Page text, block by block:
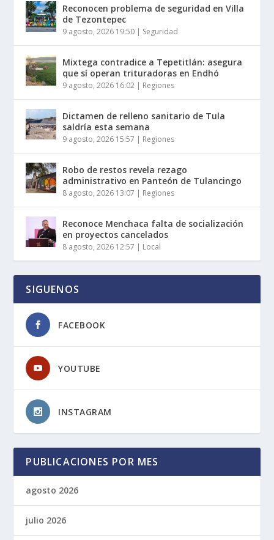
Reconocen problema de seguridad en Villa
de Tezontepec
9 agosto, 2026 19:50 | Seguridad
Mixtega contradice a Tepetitlán: asegura
que sí operan trituradoras en Endhó
9 agosto, 2026 16:02 | Regiones
Dictamen de relleno sanitario de Tula
saldría esta semana
9 agosto, 2026 15:57 | Regiones
Robo de restos revela rezago
administrativo en Panteón de Tulancingo
8 agosto, 2026 13:07 | Regiones
Reconoce Menchaca falta de socialización
en proyectos cancelados
8 agosto, 2026 12:57 | Local
SIGUENOS
FACEBOOK
YOUTUBE
INSTAGRAM
PUBLICACIONES POR MES
agosto 2026
julio 2026